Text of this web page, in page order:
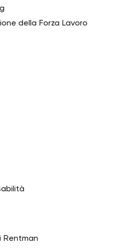
della Forza Lavoro
Rentman